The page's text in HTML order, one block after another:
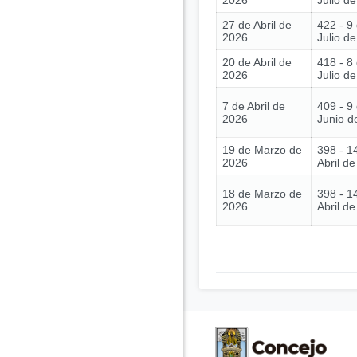
27 de Abril de
2026
422 - 9
Julio
20 de Abril de
2026
418 - 8
Julio
7 de Abril de
2026
409 - 9
Junio
19 de Marzo de
2026
398 -
Abril
18 de Marzo de
2026
398 -
Abril